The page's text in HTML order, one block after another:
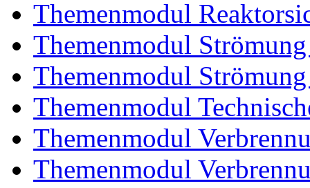
Themenmodul
Themenmodul
Themenmodul
Themenmodul
Themenmodul
Themenmodul